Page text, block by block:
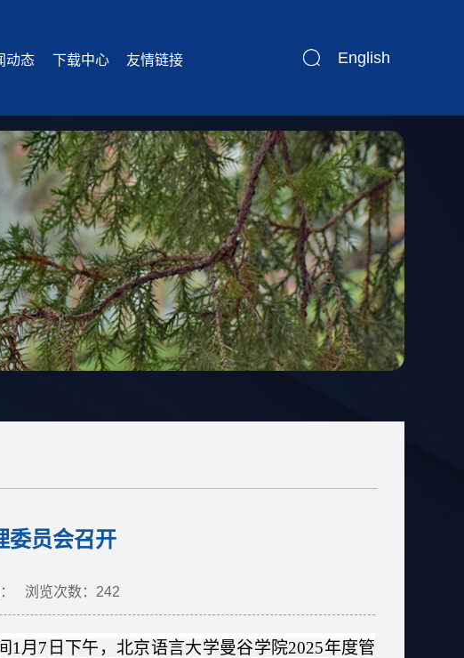
动态 下载中心 友情链接 English
委员会召开
浏览次数： 242
1月7日下午，北京语言大学曼谷学院2025年度管